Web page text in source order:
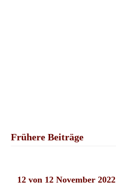
Frühere Beiträge
12 von 12 November 2022